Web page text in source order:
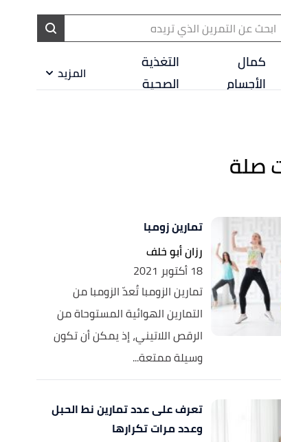
كمال
الأجسام
التغذية
الصحية
المزيد
صلة
تمارين زومبا
رزان أبو خلف
18 أكتوبر 2021
تمارين الزومبا تُعدّ الزومبا من
التمارين الهوائية المستوحاة من
الرقص اللاتيني، إذ يمكن أن تكون
وسيلة ممتعة...
تعرف على عدد تمارين نط الحبل
وعدد مرات تكرارها